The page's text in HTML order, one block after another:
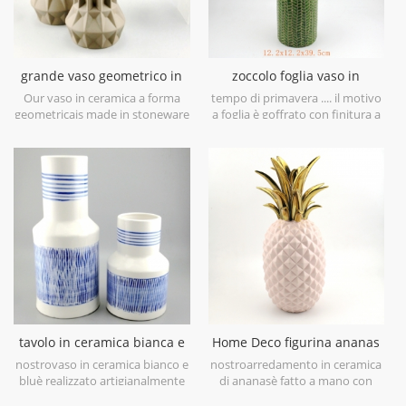
grande vaso geometrico in
ceramica marrone set di 3
Our vaso in ceramica a forma
geometricais made in stoneware
geometric shapes,it is hand-
crafted with three sizes
assorted,very nice fit with your
modern furniture.
zoccolo foglia vaso in
ceramica verde lime
tempo di primavera .... il motivo
a foglia è goffrato con finitura a
realizzato in gres porcellanato in
Cina, ottieni più umore
primaverile prova questovaso in
ceramica verde lime.
tavolo in ceramica bianca e
blu dipinto a mano vaso
nostrovaso in ceramica bianco e
bluè realizzato artigianalmente
Home Deco figurina ananas
placcata oro galvanica oro
nostroarredamento in ceramica
di ananasè fatto a mano con